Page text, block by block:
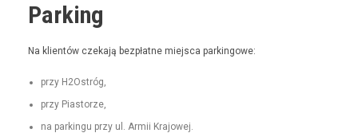
Parking
Na klien­tów czeka­ją bezpłatne miejs­ca parkingowe:
przy H2Ostróg,
przy Pias­torze,
na parkingu przy ul. Armii Krajowej.